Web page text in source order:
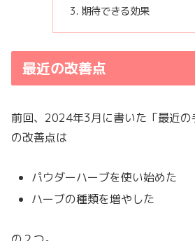
期待できる効果
最近の改善点
前回、2024年3月に書いた「最近の
の改善点は
パウダーハーブを使い始めた
ハーブの種類を増やした